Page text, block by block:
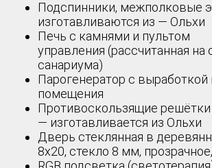
Подспинники, межполковые
изготавливаются из — Ольхи
Печь с камнями и пультом
управления (рассчитанная на
санариума)
Парогенератор с выработкой
помещения
Противоскользящие решётки
— изготавливается из Ольхи
Дверь стеклянная в
8х20, стекло 8 мм,